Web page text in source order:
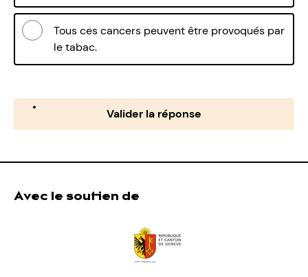
Tous ces cancers peuvent être provoqués par
le tabac.
Valider la réponse
Avec le soutien de